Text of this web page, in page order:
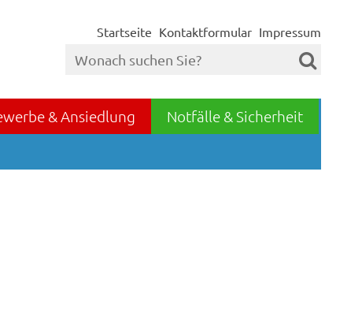
Startseite Kontaktformular Impressum
& Ansiedlung
Notfälle & Sicherheit